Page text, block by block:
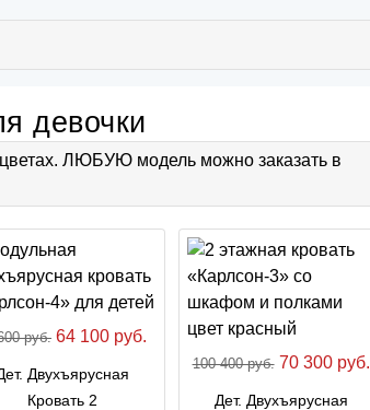
девочки
ЛЮБУЮ модель можно заказать в
руб. 64 100 руб.
Двухъярусная
Кровать 2
100 400 руб.70 300 руб.
Дет. Двухъярусная